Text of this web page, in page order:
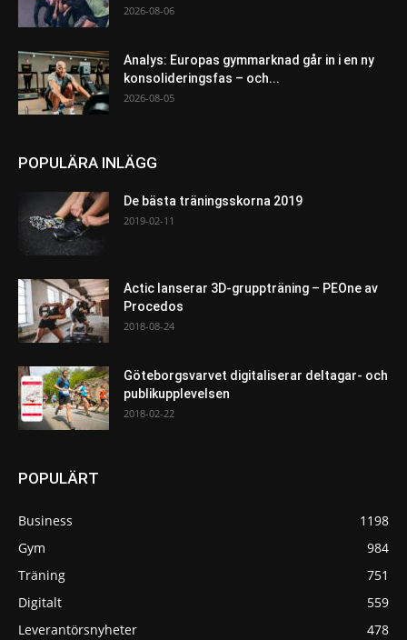
2026-08-06
Analys: Europas gymmarknad går in i en ny
konsolideringsfas – och...
2026-08-05
POPULÄRA INLÄGG
De bästa träningsskorna 2019
2019-02-11
Actic lanserar 3D-gruppträning – PEOne av
Procedos
2018-08-24
Göteborgsvarvet digitaliserar deltagar- och
publikupplevelsen
2018-02-22
POPULÄRT
Business
1198
Gym
984
Träning
751
Digitalt
559
Leverantörsnyheter
478